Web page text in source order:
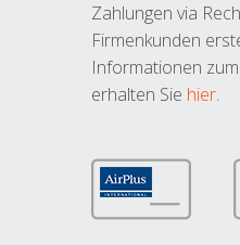
Zahlungen via
Firmenkunden
Informationen
erhalten Sie hier.